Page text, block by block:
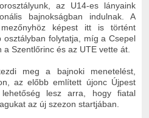
az U14-es lányaink
bajnokságban indulnak. A
képest itt is történt
osztályban folytatja, míg a Csepel
Szentlőrinc és az UTE vette át.
meg a bajnoki menetelést,
az előbb említett újonc Újpest
lesz arra, hogy fiatal
az új szezon startjában.